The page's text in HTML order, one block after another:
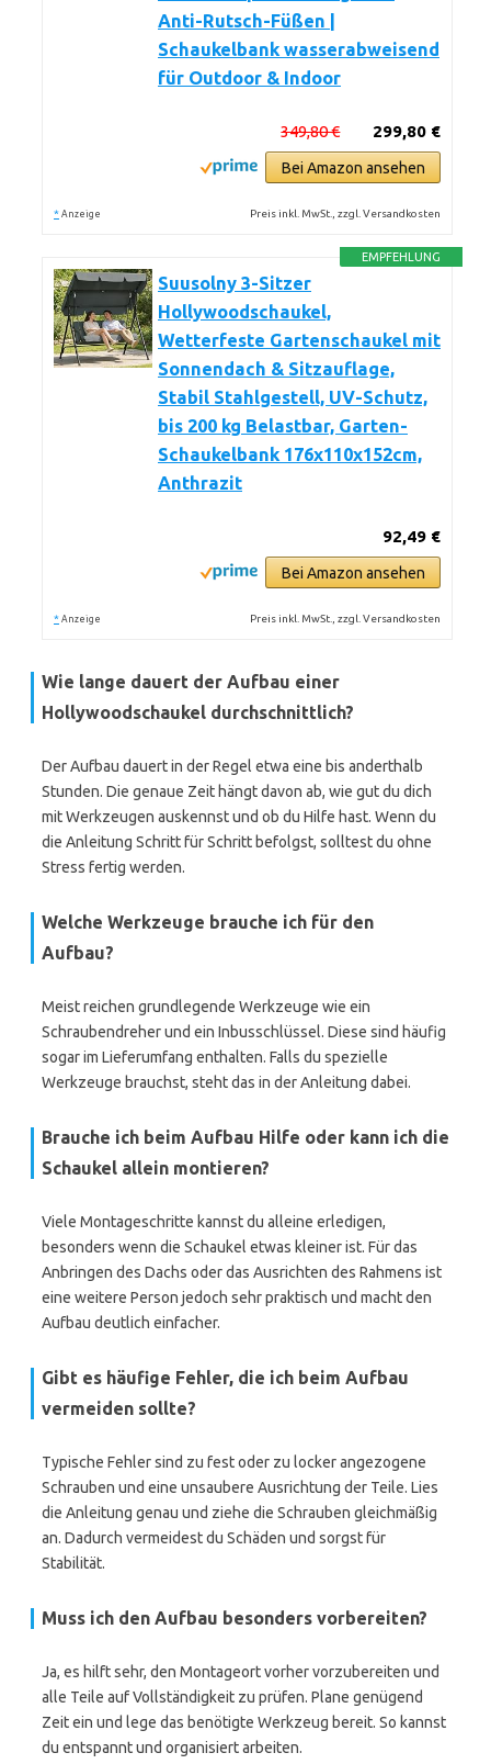
Anti-Rutsch-Füßen |
Schaukelbank wasserabweisend
für Outdoor & Indoor
299,80 €
349,80 €
Bei Amazon ansehen
* Anzeige Preis inkl. MwSt., zzgl. Versandkosten
EMPFEHLUNG
Suusolny 3-Sitzer
Hollywoodschaukel,
Wetterfeste Gartenschaukel mit
Sonnendach & Sitzauflage,
Stabil Stahlgestell, UV-Schutz,
bis 200 kg Belastbar, Garten-
Schaukelbank 176x110x152cm,
Anthrazit
92,49 €
Bei Amazon ansehen
* Anzeige Preis inkl. MwSt., zzgl. Versandkosten
Wie lange dauert der Aufbau einer
Hollywoodschaukel durchschnittlich?
Der Aufbau dauert in der Regel etwa eine bis anderthalb
Stunden. Die genaue Zeit hängt davon ab, wie gut du dich
mit Werkzeugen auskennst und ob du Hilfe hast. Wenn du
die Anleitung Schritt für Schritt befolgst, solltest du ohne
Stress fertig werden.
Welche Werkzeuge brauche ich für den
Aufbau?
Meist reichen grundlegende Werkzeuge wie ein
Schraubendreher und ein Inbusschlüssel. Diese sind häufig
sogar im Lieferumfang enthalten. Falls du spezielle
Werkzeuge brauchst, steht das in der Anleitung dabei.
Brauche ich beim Aufbau Hilfe oder kann ich die
Schaukel allein montieren?
Viele Montageschritte kannst du alleine erledigen,
besonders wenn die Schaukel etwas kleiner ist. Für das
Anbringen des Dachs oder das Ausrichten des Rahmens ist
eine weitere Person jedoch sehr praktisch und macht den
Aufbau deutlich einfacher.
Gibt es häufige Fehler, die ich beim Aufbau
vermeiden sollte?
Typische Fehler sind zu fest oder zu locker angezogene
Schrauben und eine unsaubere Ausrichtung der Teile. Lies
die Anleitung genau und ziehe die Schrauben gleichmäßig
an. Dadurch vermeidest du Schäden und sorgst für
Stabilität.
Muss ich den Aufbau besonders vorbereiten?
Ja, es hilft sehr, den Montageort vorher vorzubereiten und
alle Teile auf Vollständigkeit zu prüfen. Plane genügend
Zeit ein und lege das benötigte Werkzeug bereit. So kannst
du entspannt und organisiert arbeiten.